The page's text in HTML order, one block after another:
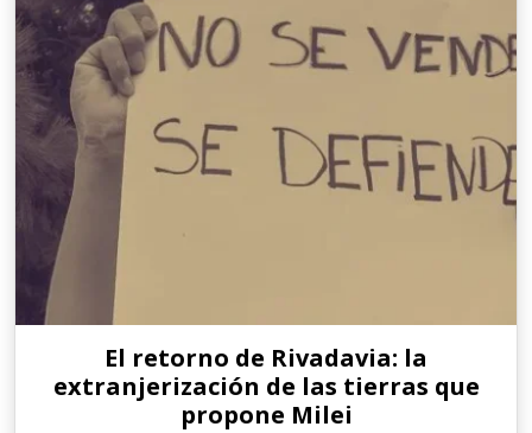
El retorno de Rivadavia: la
extranjerización de las tierras que
propone Milei